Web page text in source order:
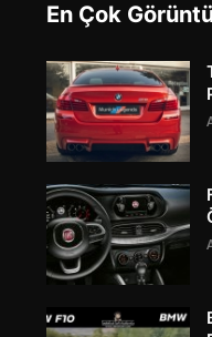
En Çok